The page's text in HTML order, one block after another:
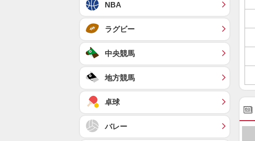
NBA
ラグビー
中央競馬
地方競馬
卓球
バレー